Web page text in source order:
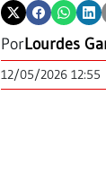
PorLourdes
12/05/2026 12:55